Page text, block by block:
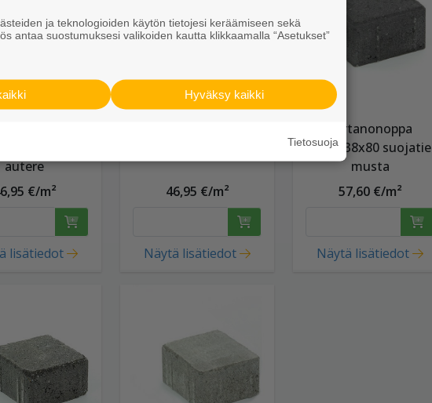
autere
€/m²
lisätiedot
46,95 €/m²
Näytä lisätiedot
Kartanonoppa
138x138x80 suojatie
musta
57,60 €/m²
Näytä lisätiedot
ja teknologioiden käytön tietojesi keräämiseen sekä
antaa suostumuksesi valikoiden kautta klikkaamalla “Asetukset”
Hyväksy kaikki
Tietosuoja